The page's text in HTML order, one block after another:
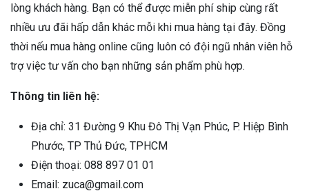
lòng khách hàng. Bạn có thể được miễn phí ship cùng rất
nhiều ưu đãi hấp dẫn khác mỗi khi mua hàng tại đây. Đồng
thời nếu mua hàng online cũng luôn có đội ngũ nhân viên hỗ
trợ việc tư vấn cho bạn những sản phẩm phù hợp.
Thông tin liên hệ:
Địa chỉ: 31 Đường 9 Khu Đô Thị Vạn Phúc, P. Hiệp Bình
Phước, TP Thủ Đức, TPHCM
Điện thoại: 088 897 01 01
Email: zuca@gmail.com